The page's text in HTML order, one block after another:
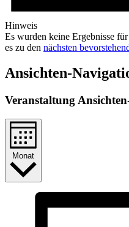
Hinweis
Es wurden keine Ergebnisse
es zu den nächsten
Ansichten-
Veranstaltung
Monat